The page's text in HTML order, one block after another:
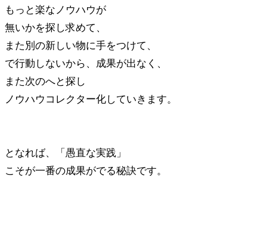
もっと楽なノウハウが
無いかを探し求めて、
また別の新しい物に手をつけて、
で行動しないから、成果が出なく、
また次のへと探し
ノウハウコレクター化していきます。
となれば、「愚直な実践」
こそが一番の成果がでる秘訣です。